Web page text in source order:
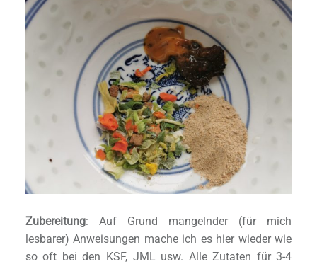
Zubereitung: Auf Grund mangelnder (für mich
lesbarer) Anweisungen mache ich es hier wieder wie
so oft bei den KSF, JML usw. Alle Zutaten für 3-4